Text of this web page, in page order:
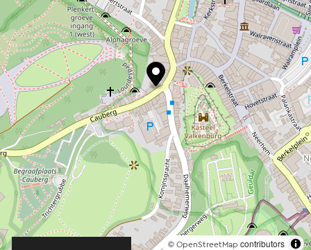
© OpenStreetMap contributors